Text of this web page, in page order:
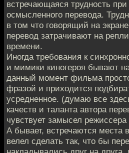
встречающаяся трудность
осмысленного перевода.
в том что говорящий на
перевод затрачивают на
времени.
Иногда требования к
и мимики киногероя бывают
данный момент фильма
фразой и приходится
усредненное. (думаю все
качеств и таланта автора
чувствует замысел
А бывает, встречаются места
велел сделать так, что бы